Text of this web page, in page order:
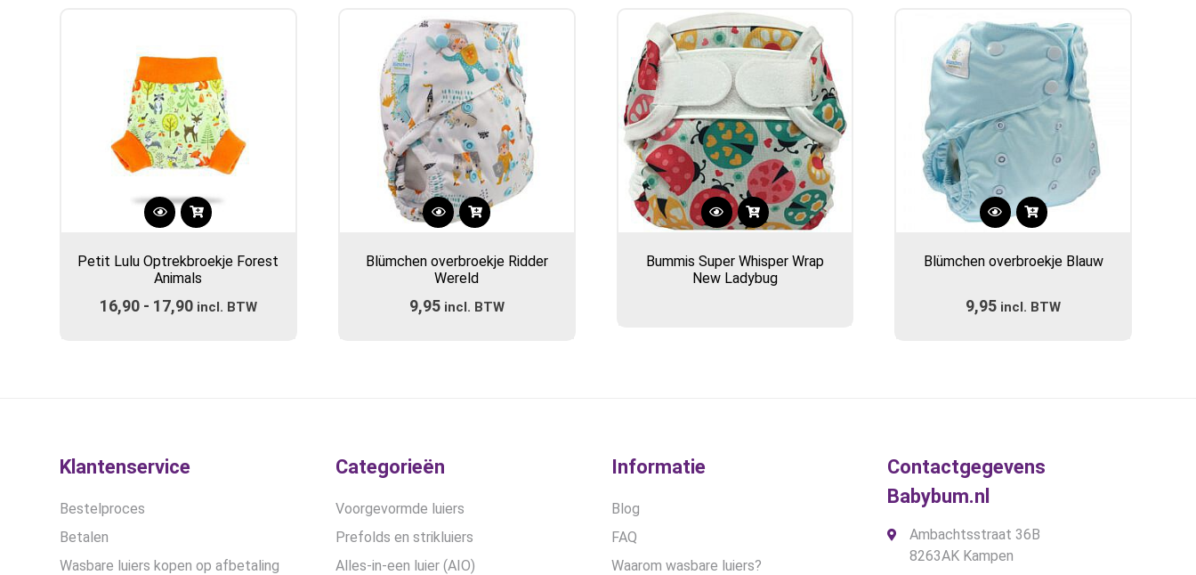
Dit
heeft
meerdere
variaties.
productpagina
Petit Lulu Optrekbroekje Forest
Animals
16,90 - 17,90Prijsklasse:
incl. BTW
Dit
heeft
meerdere
variaties.
Blümchen overbroekje Ridder
Wereld
9,95 incl. BTW
Bummis Super Whisper Wrap
New Ladybug
Dit
heeft
variaties.
productpagina
Blümchen overbroekje Blauw
9,95 incl. BTW
Klantenservice
Bestelproces
Betalen
Wasbare luiers kopen op afbetaling
Categorieën
Voorgevormde luiers
Prefolds en strikluiers
Alles-in-een luier (AIO)
Informatie
Blog
FAQ
Waarom wasbare luiers?
Contactgegevens
Babybum.nl
Ambachtsstraat 36B
8263AK Kampen